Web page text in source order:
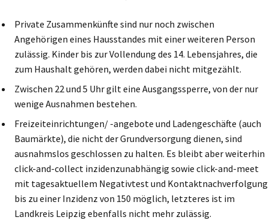
Private Zusammenkünfte sind nur noch zwischen
Angehörigen eines Hausstandes mit einer weiteren Person
zulässig. Kinder bis zur Vollendung des 14. Lebensjahres, die
zum Haushalt gehören, werden dabei nicht mitgezählt.
Zwischen 22 und 5 Uhr gilt eine Ausgangssperre, von der nur
wenige Ausnahmen bestehen.
Freizeiteinrichtungen/ -angebote und Ladengeschäfte (auch
Baumärkte), die nicht der Grundversorgung dienen, sind
ausnahmslos geschlossen zu halten. Es bleibt aber weiterhin
click-and-collect inzidenzunabhängig sowie click-and-meet
mit tagesaktuellem Negativtest und Kontaktnachverfolgung
bis zu einer Inzidenz von 150 möglich, letzteres ist im
Landkreis Leipzig ebenfalls nicht mehr zulässig.